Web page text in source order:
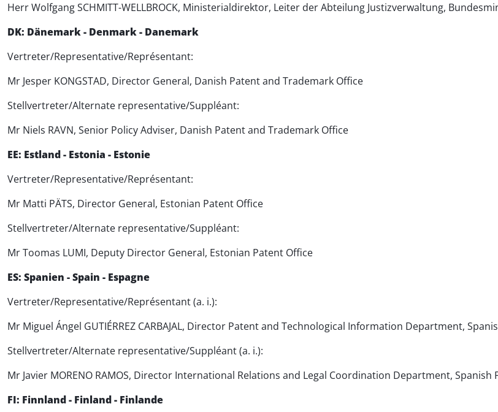
Herr Wolfgang SCHMITT-WELLBROCK, Ministerialdirektor, Leiter der Abteilung Justizverwaltung,
DK: Dänemark - Denmark - Danemark
Vertreter/Representative/Représentant:
Mr Jesper KONGSTAD, Director General, Danish Patent and Trademark Office
Stellvertreter/Alternate representative/Suppléant:
Mr Niels RAVN, Senior Policy Adviser, Danish Patent and Trademark Office
EE: Estland - Estonia - Estonie
Vertreter/Representative/Représentant:
Mr Matti PÄTS, Director General, Estonian Patent Office
Stellvertreter/Alternate representative/Suppléant:
Mr Toomas LUMI, Deputy Director General, Estonian Patent Office
ES: Spanien - Spain - Espagne
Vertreter/Representative/Représentant (a. i.):
Mr Miguel Ángel GUTIÉRREZ CARBAJAL, Director Patent and Technological Information Department,
Stellvertreter/Alternate representative/Suppléant (a. i.):
Mr Javier MORENO RAMOS, Director International Relations and Legal Coordination Department,
FI: Finnland - Finland - Finlande